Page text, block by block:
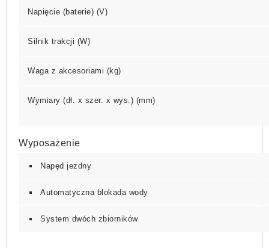
Napięcie (baterie) (V)
Silnik trakcji (W)
Waga z akcesoriami (kg)
Wymiary (dł. x szer. x wys.) (mm)
Wyposażenie
Napęd jezdny
Automatyczna blokada wody
System dwóch zbiorników